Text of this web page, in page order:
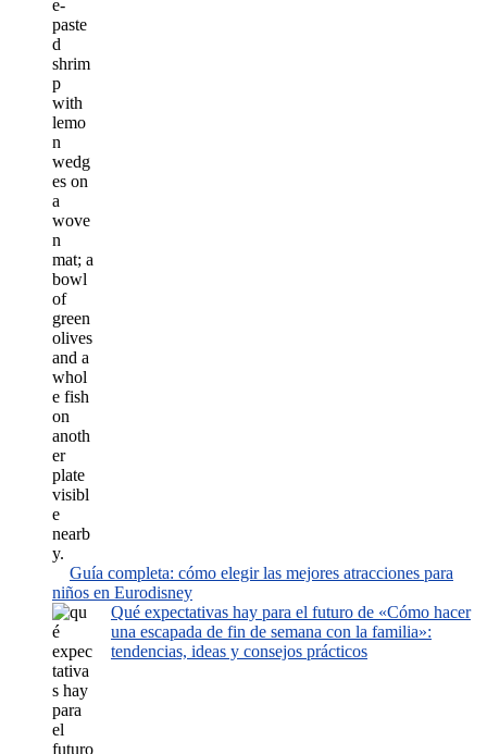
Guía completa: cómo elegir las mejores atracciones para
niños en Eurodisney
Qué expectativas hay para el futuro de «Cómo hacer
una escapada de fin de semana con la familia»:
tendencias, ideas y consejos prácticos